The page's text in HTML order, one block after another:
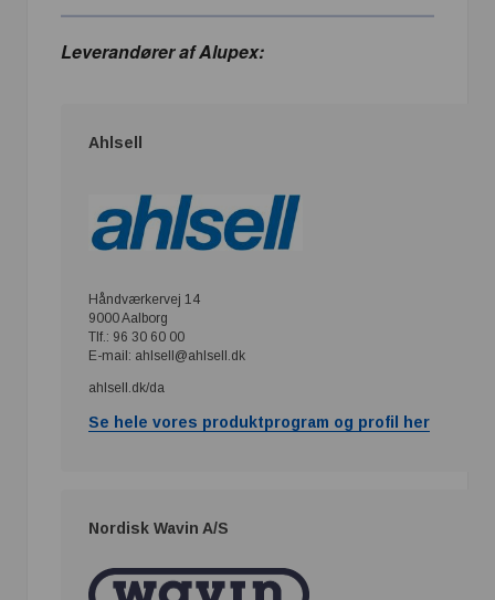
Leverandører af Alupex:
Ahlsell
Håndværkervej 14
9000 Aalborg
Tlf.: 96 30 60 00
E-mail: ahlsell@ahlsell.dk
ahlsell.dk/da
Se hele vores produktprogram og profil her
Nordisk Wavin A/S